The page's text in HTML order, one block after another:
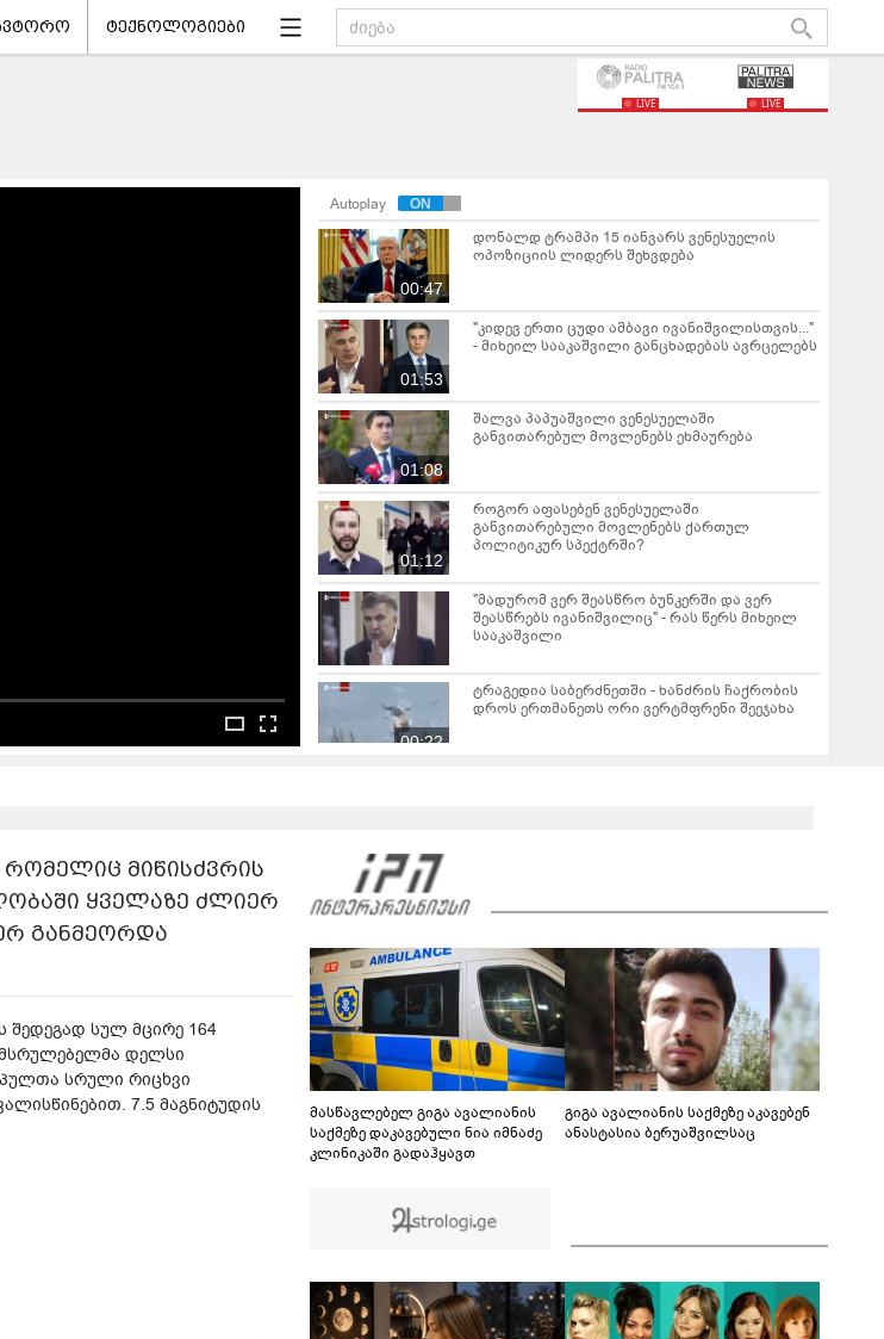
ტექნოლოგიები
LIVE LIVE
Autoplay
00:47
დონალდ ტრამპი 15 იანვარს ვენესუელის
ოპოზიციის ლიდერს შეხვდება
01:53
"კიდევ ერთი ცუდი ამბავი ივანიშვილისთვის..."
- მიხეილ სააკაშვილი განცხადებას ავრცელებს
01:08
შალვა პაპუაშვილი ვენესუელაში
განვითარებულ მოვლენებს ეხმაურება
01:12
როგორ აფასებენ ვენესუელაში
განვითარებული მოვლენებს ქართულ
პოლიტიკურ სპექტრში?
"მადურომ ვერ შეასწრო ბუნკერში და ვერ
შეასწრებს ივანიშვილიც" - რას წერს მიხეილ
სააკაშვილი
00:22
ტრაგედია საბერძნეთში - ხანძრის ჩაქრობის
დროს ერთმანეთს ორი ვერტმფრენი შეეჯახა
00:34
ვრცელდება ძლიერი მიწისძვრის კადრები -
დაზიანდა შენობები, გაითიშა
ელექტროენერგია, შეფერხდა მეტროს მუშაობა,
მოქალაქეები პანიკამ მოიცვა
ინ­ტერ­ნეტ­ში დრა­მა­ტუ­ლი კად­რე­ბი ვრცელდება,
რომელიც 16 წლის ბიჭის გმირობას ასახავს
მიწისძვრის
ყველაზე ძლიერ
განმეორდა
შედეგად სულ მცირე 164
დელსი
სრული რიცხვი
7.5 მაგნიტუდის
მასწავლებელ გიგა ავალიანის
საქმეზე დაკავებული ნია იმნაძე
კლინიკაში გადაჰყავთ
გიგა ავალიანის საქმეზე აკავებენ
ანასტასია ბერუაშვილსაც